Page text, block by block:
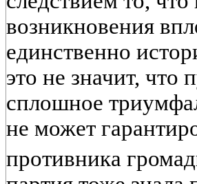
возникновения
единственно
это не значит, что
сплошное
не может
противника